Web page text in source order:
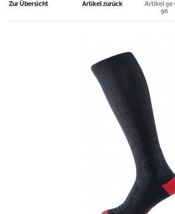
Zur Übersicht Artikel zurück
Artikel 90
96